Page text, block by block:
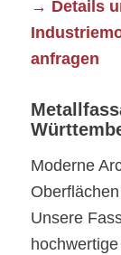
→ Details
anfragen
Moderne
Unsere